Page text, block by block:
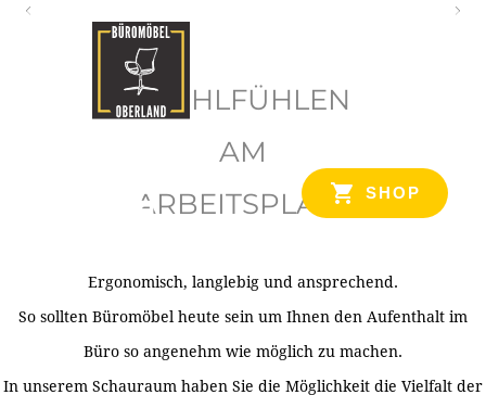
SHOP
WOHLFÜHLEN
AM
ARBEITSPLATZ
Ergonomisch, langlebig und ansprechend.
So sollten Büromöbel heute sein um Ihnen den Aufenthalt im
Büro so angenehm wie möglich zu machen.
In unserem Schauraum haben Sie die Möglichkeit die Vielfalt der